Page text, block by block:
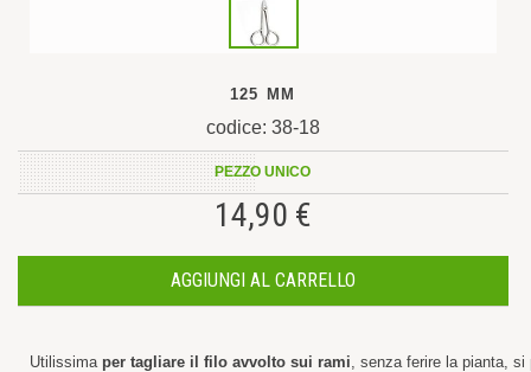
125 MM
codice: 38-18
PEZZO UNICO
14,90 €
AGGIUNGI AL CARRELLO
Utilissima per tagliare il filo avvolto sui rami, senza ferire la pianta,